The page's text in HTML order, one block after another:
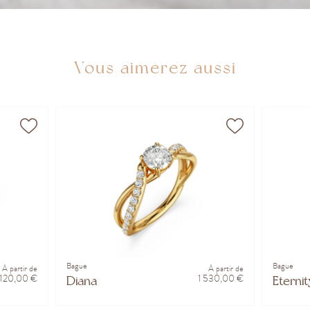
Vous aimerez aussi
À partir de
€
Bague
Diana
À partir de
1 530,00 €
Bague